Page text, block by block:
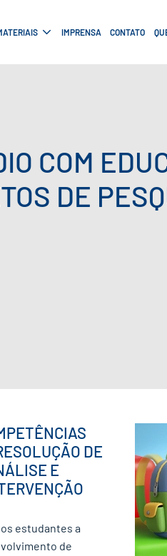
IMPRENSA CONTATO
COM
DE
DE
E
estudantes a
de